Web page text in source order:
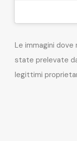
Le immagini
state prelevate
legittimi